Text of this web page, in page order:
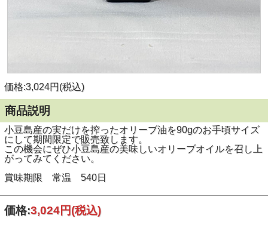
価格:3,024円(税込)
商品説明
小豆島産の実だけを搾ったオリーブ油を90gのお手頃サイズ
にして期間限定で販売致します。
この機会にぜひ小豆島産の美味しいオリーブオイルを召し上
がってみてください。
賞味期限 常温 540日
価格:3,024円(税込)